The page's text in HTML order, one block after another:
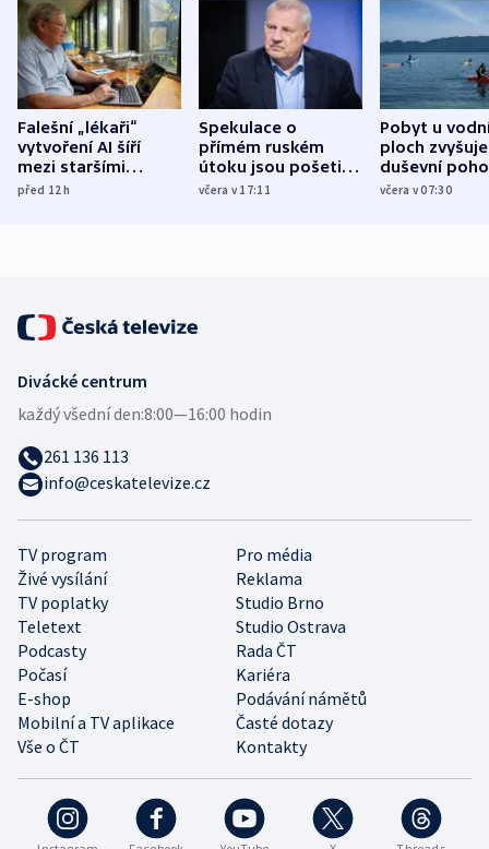
Falešní „lékaři“
vytvoření AI šíří
mezi staršími
Poláky nebezpečné
před 12h
Spekulace o
přímém ruském
útoku jsou pošetilé,
míní estonský
včera v 17:11
Pobyt u
ploch zvyšuje
duševní
ukázala
včera v 07:30
TV program
Pro média
Živé vysílání
Reklama
TV poplatky
Studio Brno
Teletext
Studio Ostrava
Podcasty
Rada ČT
Počasí
Kariéra
E-shop
Podávání námětů
Mobilní a TV aplikace
Časté dotazy
Vše o ČT
Kontakty
Divácké centrum
každý všední den:8:00—16:00 hodin
261 136 113
info@ceskatelevize.cz